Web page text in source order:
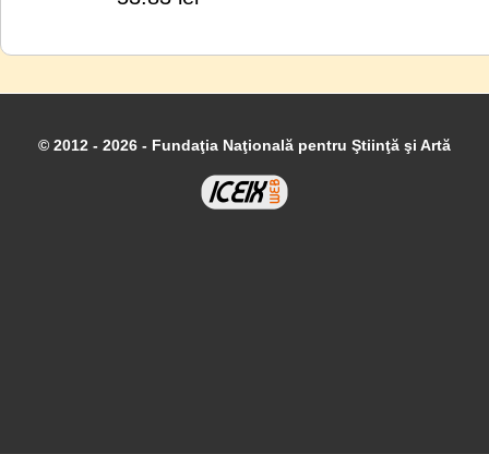
© 2012 - 2026 - Fundaţia Naţională pentru Ştiinţă şi Artă